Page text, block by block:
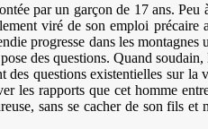
par un garçon de 17 ans.
viré de son emploi
progresse dans les
des questions. Quand
questions existentielles sur
les rapports que cet homme
sans se cacher de son fils